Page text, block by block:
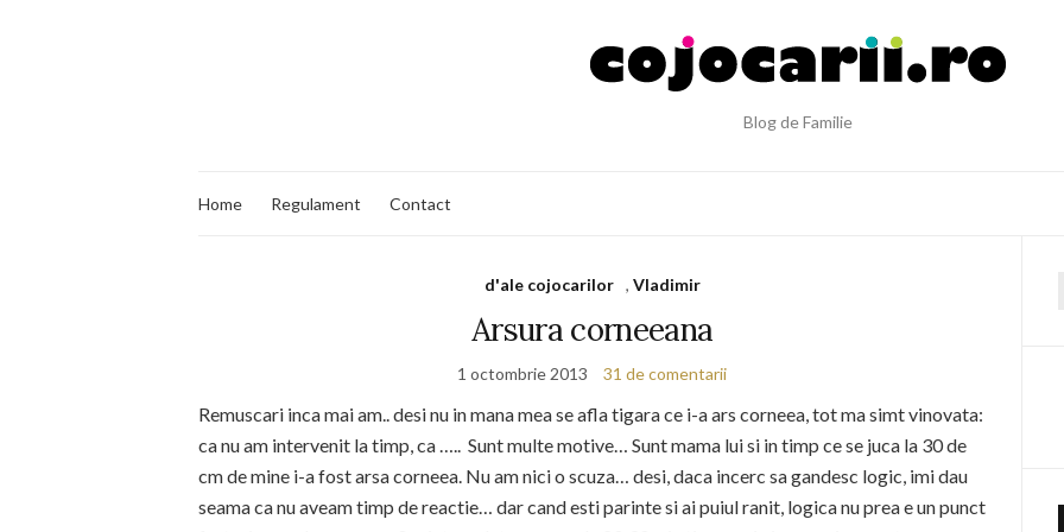
Blog de Familie
Home Regulament Contact
d'ale cojocarilor , Vladimir
Arsura corneeana
1 octombrie 2013 31 de comentarii
Remuscari inca mai am.. desi nu in mana mea se afla tigara ce i-a ars corneea, tot ma simt vinovata:
ca nu am intervenit la timp, ca ….. Sunt multe motive… Sunt mama lui si in timp ce se juca la 30 de
cm de mine i-a fost arsa corneea. Nu am nici o scuza… desi, daca incerc sa gandesc logic, imi dau
seama ca nu aveam timp de reactie… dar cand esti parinte si ai puiul ranit, logica nu prea e un punct